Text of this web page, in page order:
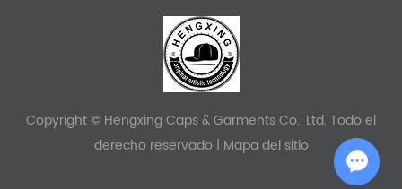
Copyright © Hengxing Caps & Garments Co., Ltd. Todo el
derecho reservado | Mapa del sitio